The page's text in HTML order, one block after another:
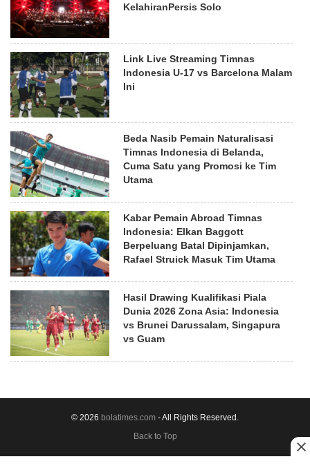
KelahiranPersis Solo
Link Live Streaming Timnas
Indonesia U-17 vs Barcelona Malam
Ini
Beda Nasib Pemain Naturalisasi
Timnas Indonesia di Belanda,
Cuma Satu yang Promosi ke Tim
Utama
Kabar Pemain Abroad Timnas
Indonesia: Elkan Baggott
Berpeluang Batal Dipinjamkan,
Rafael Struick Masuk Tim Utama
Hasil Drawing Kualifikasi Piala
Dunia 2026 Zona Asia: Indonesia
vs Brunei Darussalam, Singapura
vs Guam
© 2026 bolatimes.com - All Rights Reserved.
Back to Top